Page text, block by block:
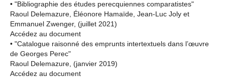
• "Bibliographie des études perecquiennes comparatistes"
Raoul Delemazure, Éléonore Hamaïde, Jean-Luc Joly et
Emmanuel Zwenger, (juillet 2021)
Accédez au document
• "Catalogue raisonné des emprunts intertextuels dans l’œuvre
de Georges Perec"
Raoul Delemazure, (janvier 2019)
Accédez au document